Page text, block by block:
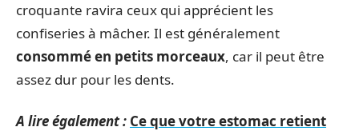
croquante ravira ceux qui apprécient les
confiseries à mâcher. Il est généralement
consommé en petits morceaux, car il peut être
assez dur pour les dents.
A lire également : Ce que votre estomac retient